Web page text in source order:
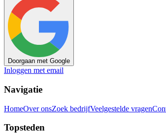
Doorgaan met Google
Inloggen met email
Navigatie
HomeOver onsZoek bedrijfVeelgestelde vragen
Topsteden